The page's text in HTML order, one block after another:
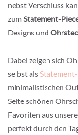
nebst Verschluss
zumStatement-
Designs und
Dabei zeigen sich
selbst als
minimalistischen
Seite schönen
Favoriten aus
perfekt durch den